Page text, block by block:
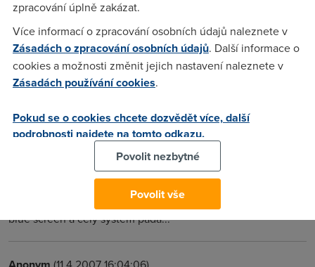
obávám se, že ani nedodá) driver pro Windows Vista.
Nejlepším řešením je koupě jiného modemu, nejlépe s
ethernetovým výstupem: takovéto zařízení je zcela
nezávislé na operačním systému.
Anonym
(11.4.2007 15:59:53)
Mel jsem stejny problem. Dodavany software bez ktereho
modem nefunguje nesel nainstalovat. Pokud nastavite u
instalacniho souboru kompatibilitu s winXP, lze nainstalovat
a dokonce funguje. I kdyz toto neni 100% a nelze modem
vyndat z USB bez predchoziho odebrani - jinak se objevi
blue screen a cely system pada...
zpracování úplně zakázat.
Více informací o zpracování osobních údajů naleznete v
Zásadách o zpracování osobních údajů. Další informace o
cookies a možnosti změnit jejich nastavení naleznete v
Zásadách používání cookies.
Pokud se o cookies chcete dozvědět více, další
podrobnosti najdete na tomto odkazu.
Povolit nezbytné
Povolit vše